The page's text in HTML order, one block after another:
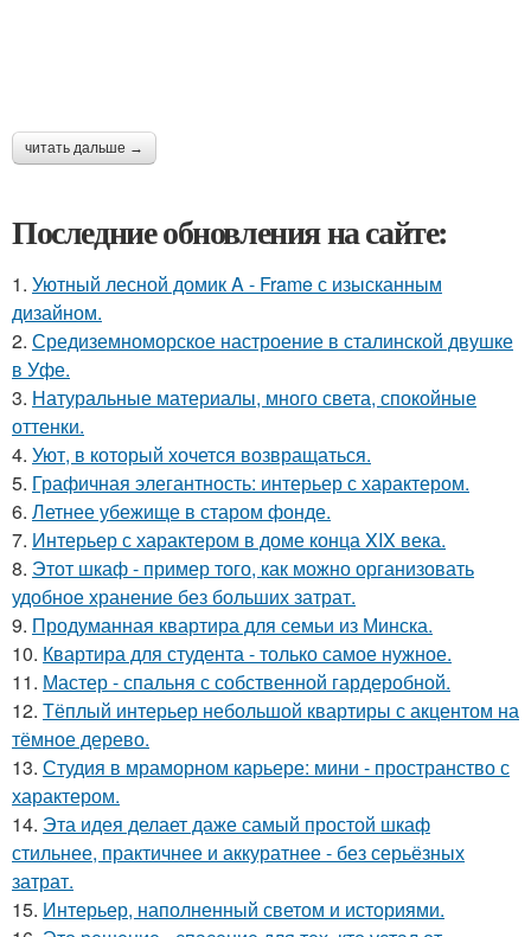
читать дальше →
Последние обновления на сайте:
1. Уютный лесной домик A - Frame с изысканным
дизайном.
2. Средиземноморское настроение в сталинской двушке
в Уфе.
3. Натуральные материалы, много света, спокойные
оттенки.
4. Уют, в который хочется возвращаться.
5. Графичная элегантность: интерьер с характером.
6. Летнее убежище в старом фонде.
7. Интерьер с характером в доме конца XIX века.
8. Этот шкаф - пример того, как можно организовать
удобное хранение без больших затрат.
9. Продуманная квартира для семьи из Минска.
10. Квартира для студента - только самое нужное.
11. Мастер - спальня с собственной гардеробной.
12. Тёплый интерьер небольшой квартиры с акцентом на
тёмное дерево.
13. Студия в мраморном карьере: мини - пространство с
характером.
14. Эта идея делает даже самый простой шкаф
стильнее, практичнее и аккуратнее - без серьёзных
затрат.
15. Интерьер, наполненный светом и историями.